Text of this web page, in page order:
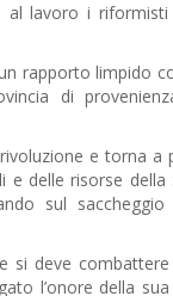
al lavoro i riformisti
rapporto limpido
di
e torna a
delle risorse della
sul
si deve
l’onore della